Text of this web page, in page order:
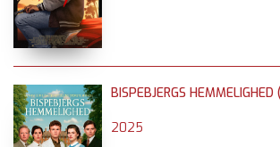
BISPEBJERGS HEMMELIGHED
2025